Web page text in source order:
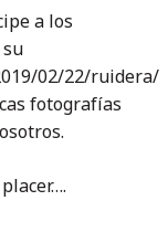
a los
02/22/ruidera/
fotografías